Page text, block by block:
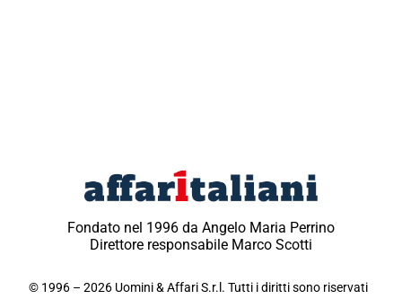
Fondato nel 1996 da Angelo Maria Perrino
Direttore responsabile Marco Scotti
© 1996 – 2026 Uomini & Affari S.r.l. Tutti i diritti sono riservati